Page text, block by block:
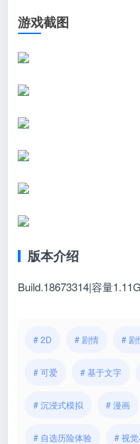
游戏截图
版本介绍
Build.18673314|容量
# 2D # 剧情 # 剧
# 可爱 # 基于文字
# 沉浸式模拟 # 漫画
# 自选历险体验 # 视